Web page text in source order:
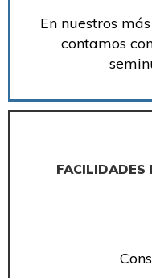
En nuestros
contamos
FACILIDADES